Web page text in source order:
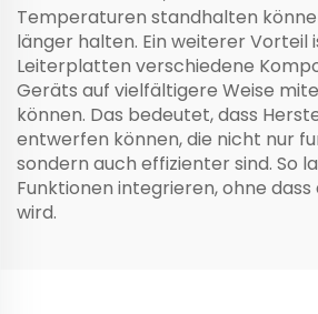
Temperaturen standhalten
länger halten. Ein weiterer Vorteil
Leiterplatten verschiedene
Geräts auf vielfältigere Weise
können. Das bedeutet, dass
entwerfen können, die nicht nur
sondern auch effizienter sind. So
Funktionen integrieren, ohne
wird.